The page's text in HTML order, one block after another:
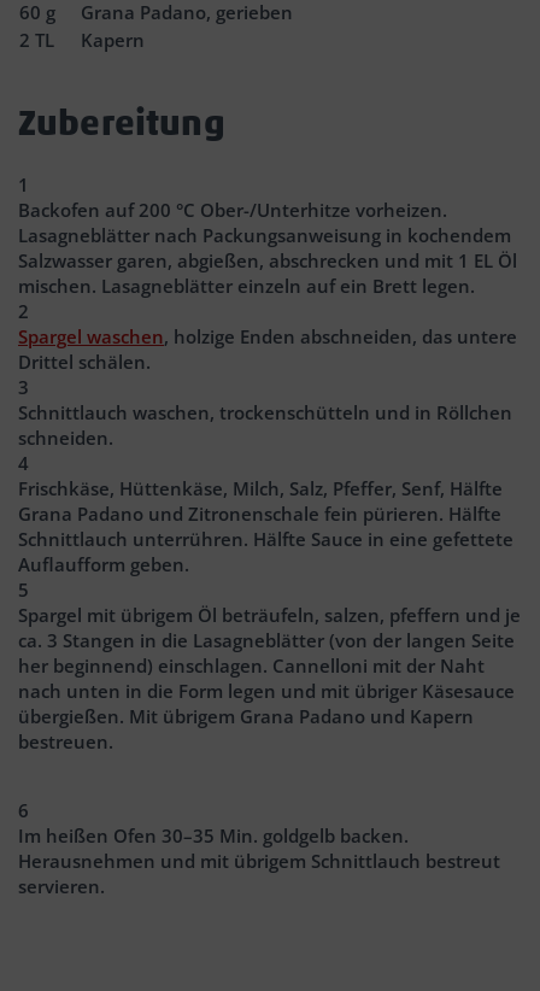
60 g
Grana Padano, gerieben
2 TL Kapern
Zubereitung
1
Backofen auf 200 °C Ober-/Unterhitze vorheizen.
Lasagneblätter nach Packungsanweisung in kochendem
Salzwasser garen, abgießen, abschrecken und mit 1 EL Öl
mischen. Lasagneblätter einzeln auf ein Brett legen.
2
Spargel waschen, holzige Enden abschneiden, das untere
Drittel schälen.
3
Schnittlauch waschen, trockenschütteln und in Röllchen
schneiden.
4
Frischkäse, Hüttenkäse, Milch, Salz, Pfeffer, Senf, Hälfte
Grana Padano und Zitronenschale fein pürieren. Hälfte
Schnittlauch unterrühren. Hälfte Sauce in eine gefettete
Auflaufform geben.
5
Spargel mit übrigem Öl beträufeln, salzen, pfeffern und je
ca. 3 Stangen in die Lasagneblätter (von der langen Seite
her beginnend) einschlagen. Cannelloni mit der Naht
nach unten in die Form legen und mit übriger Käsesauce
übergießen. Mit übrigem Grana Padano und Kapern
bestreuen.
6
Im heißen Ofen 30–35 Min. goldgelb backen.
Herausnehmen und mit übrigem Schnittlauch bestreut
servieren.